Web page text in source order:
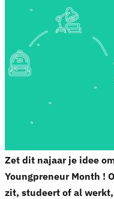
Zet dit najaar je idee
Youngpreneur Month !
zit, studeert of al